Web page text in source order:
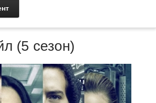
(5 сезон)